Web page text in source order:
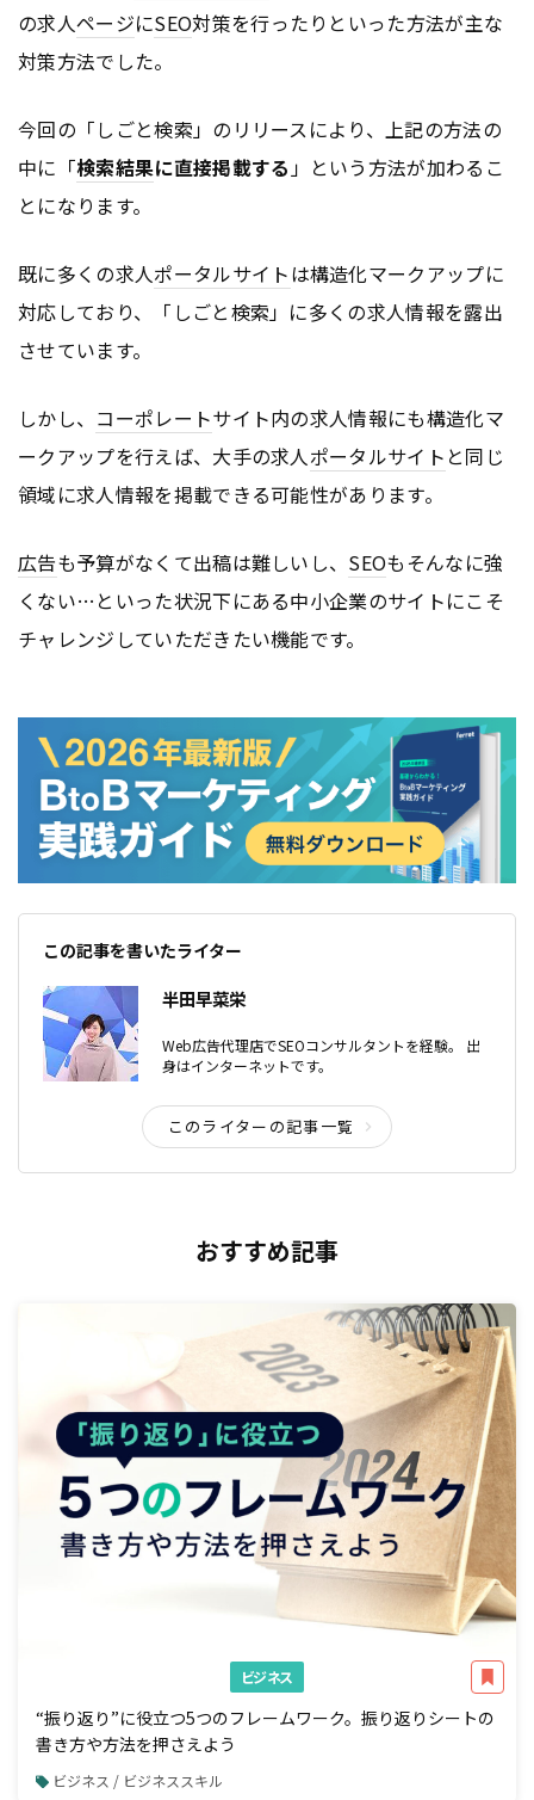
の求人ページにSEO対策を行ったりといった方法が主な
対策方法でした。
今回の「しごと検索」のリリースにより、上記の方法の
中に「検索結果に直接掲載する 」という方法が加わるこ
とになります。
既に多くの求人ポータルサイトは構造化マークアップに
対応しており、「しごと検索」に多くの求人情報を露出
させています。
しかし、 コーポレートサイト内の求人情報にも構造化マ
ークアップを行えば、大手の求人 ポータルサイト と同じ
領域に求人情報を掲載できる可能性があります。
広告も予算がなくて出稿は難しいし、 SEOもそんなに強
くない…といった状況下にある中小企業のサイトにこそ
チャレンジしていただきたい機能です。
この記事を書いたライター
半田早菜栄
Web広告代理店でSEOコンサルタントを経験。 出
身はインターネットです。
このライターの記事一覧
おすすめ記事
ビジネス
“振り返り”に役立つ5つのフレームワーク。振り返りシートの
書き方や方法を押さえよう
ビジネス / ビジネススキル